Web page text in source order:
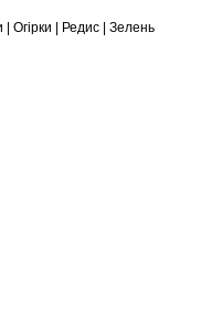
Огірки | Редис | Зелень